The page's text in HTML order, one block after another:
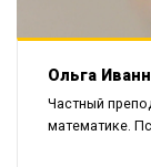
Ольга
Частный
математике.